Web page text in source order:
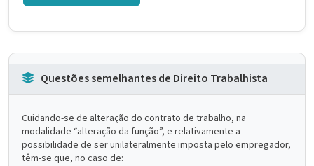
Questões semelhantes de Direito Trabalhista
Cuidando-se de alteração do contrato de trabalho, na
modalidade “alteração da função”, e relativamente a
possibilidade de ser unilateralmente imposta pelo empregador,
têm-se que, no caso de: